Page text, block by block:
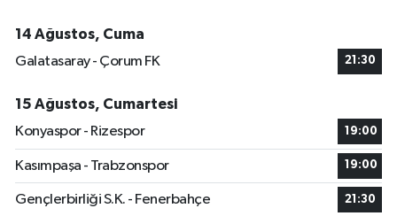
14 Ağustos, Cuma
Galatasaray - Çorum FK
21:30
15 Ağustos, Cumartesi
Konyaspor - Rizespor
19:00
Kasımpaşa - Trabzonspor 19:00
Gençlerbirliği S.K. - Fenerbahçe 21:30